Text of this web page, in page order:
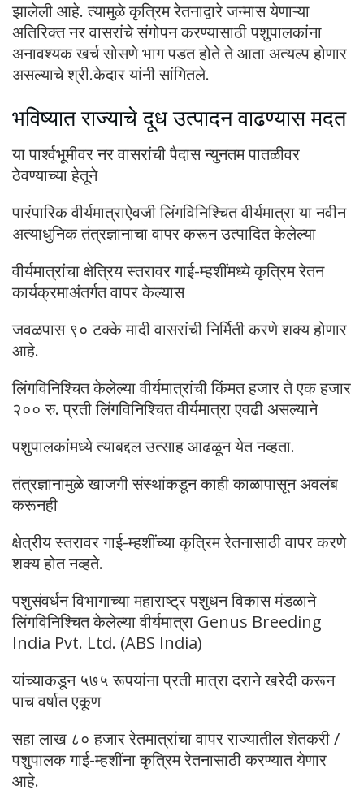
झालेली आहे. त्यामुळे कृत्रिम रेतनाद्वारे जन्मास येणाऱ्‍या
अतिरिक्त नर वासरांचे संगोपन करण्यासाठी पशुपालकांना
अनावश्यक खर्च सोसणे भाग पडत होते ते आता अत्यल्प होणार
असल्याचे श्री.केदार यांनी सांगितले.
भविष्यात राज्याचे दूध उत्पादन वाढण्यास मदत
या पार्श्वभूमीवर नर वासरांची पैदास न्युनतम पातळीवर
ठेवण्याच्या हेतूने
पारंपारिक वीर्यमात्राऐवजी लिंगविनिश्चित वीर्यमात्रा या नवीन
अत्याधुनिक तंत्रज्ञानाचा वापर करून उत्पादित केलेल्या
वीर्यमात्रांचा क्षेत्रिय स्तरावर गाई-म्हशींमध्ये कृत्रिम रेतन
कार्यक्रमाअंतर्गत वापर केल्यास
जवळपास ९० टक्के मादी वासरांची निर्मिती करणे शक्य होणार
आहे.
लिंगविनिश्चित केलेल्या वीर्यमात्रांची किंमत हजार ते एक हजार
२०० रु. प्रती लिंगविनिश्चित वीर्यमात्रा एवढी असल्याने
पशुपालकांमध्ये त्याबद्दल उत्साह आढळून येत नव्हता.
तंत्रज्ञानामुळे खाजगी संस्थांकडून काही काळापासून अवलंब
करूनही
क्षेत्रीय स्तरावर गाई-म्हशींच्या कृत्रिम रेतनासाठी वापर करणे
शक्य होत नव्हते.
पशुसंवर्धन विभागाच्या महाराष्ट्र पशुधन विकास मंडळाने
लिंगविनिश्चित केलेल्या वीर्यमात्रा Genus Breeding
India Pvt. Ltd. (ABS India)
यांच्याकडून ५७५ रूपयांना प्रती मात्रा दराने खरेदी करून
पाच वर्षात एकूण
सहा लाख ८० हजार रेतमात्रांचा वापर राज्यातील शेतकरी /
पशुपालक गाई-म्हशींना कृत्रिम रेतनासाठी करण्यात येणार
आहे.